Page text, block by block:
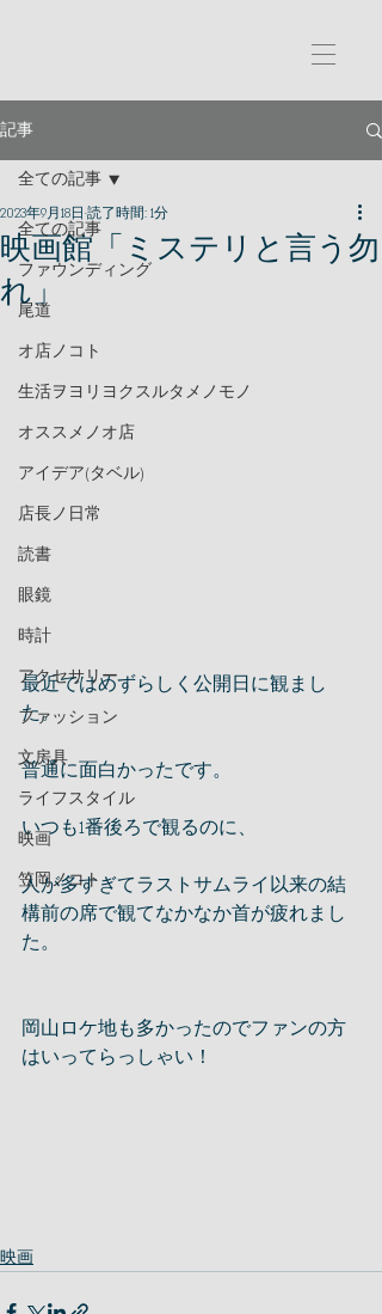
記事
全ての記事
ファウンディング
尾道
オ店ノコト
生活ヲヨリヨクスルタメノモノ
オススメノオ店
アイデア(タベル)
店長ノ日常
読書
眼鏡
時計
アクセサリー
ファッション
文房具
ライフスタイル
映画
笠岡ノコト
全ての記事
映画館「ミステリと言う勿
れ」
2023年9月18日 読了時間: 1分
最近ではめずらしく公開日に観まし
た。
普通に面白かったです。
いつも1番後ろで観るのに、
人が多すぎてラストサムライ以来の結
構前の席で観てなかなか首が疲れまし
た。
岡山ロケ地も多かったのでファンの方
はいってらっしゃい！
映画